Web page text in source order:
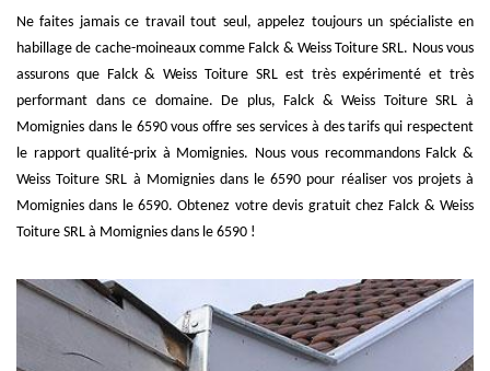
Ne faites jamais ce travail tout seul, appelez toujours un spécialiste en
habillage de cache-moineaux comme Falck & Weiss Toiture SRL. Nous vous
assurons que Falck & Weiss Toiture SRL est très expérimenté et très
performant dans ce domaine. De plus, Falck & Weiss Toiture SRL à
Momignies dans le 6590 vous offre ses services à des tarifs qui respectent
le rapport qualité-prix à Momignies. Nous vous recommandons Falck &
Weiss Toiture SRL à Momignies dans le 6590 pour réaliser vos projets à
Momignies dans le 6590. Obtenez votre devis gratuit chez Falck & Weiss
Toiture SRL à Momignies dans le 6590 !